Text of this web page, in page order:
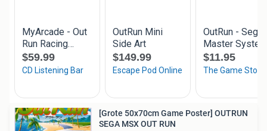
[Grote 50x70cm Game Poster] OUTRUN
SEGA MSX OUT RUN